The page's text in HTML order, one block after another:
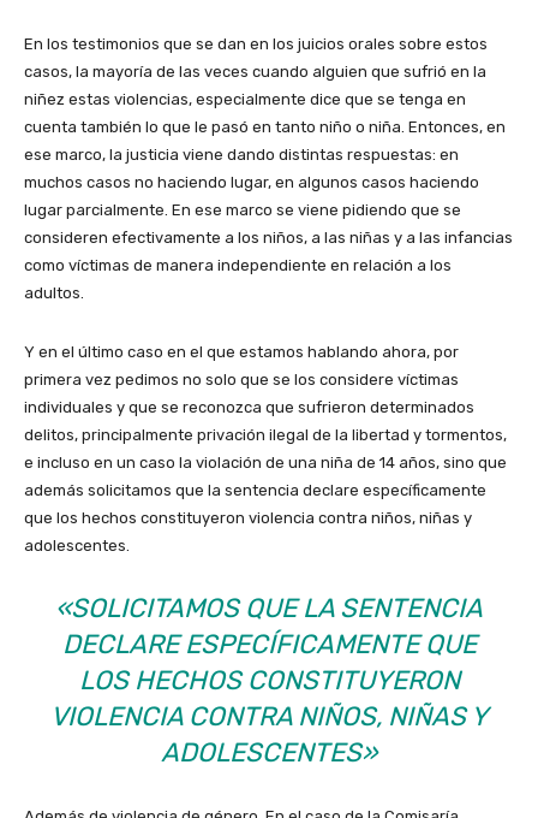
En los testimonios que se dan en los juicios orales sobre estos
casos, la mayoría de las veces cuando alguien que sufrió en la
niñez estas violencias, especialmente dice que se tenga en
cuenta también lo que le pasó en tanto niño o niña. Entonces, en
ese marco, la justicia viene dando distintas respuestas: en
muchos casos no haciendo lugar, en algunos casos haciendo
lugar parcialmente. En ese marco se viene pidiendo que se
consideren efectivamente a los niños, a las niñas y a las infancias
como víctimas de manera independiente en relación a los
adultos.
Y en el último caso en el que estamos hablando ahora, por
primera vez pedimos no solo que se los considere víctimas
individuales y que se reconozca que sufrieron determinados
delitos, principalmente privación ilegal de la libertad y tormentos,
e incluso en un caso la violación de una niña de 14 años, sino que
además solicitamos que la sentencia declare específicamente
que los hechos constituyeron violencia contra niños, niñas y
adolescentes.
«SOLICITAMOS QUE LA SENTENCIA
DECLARE ESPECÍFICAMENTE QUE
LOS HECHOS CONSTITUYERON
VIOLENCIA CONTRA NIÑOS, NIÑAS Y
ADOLESCENTES»